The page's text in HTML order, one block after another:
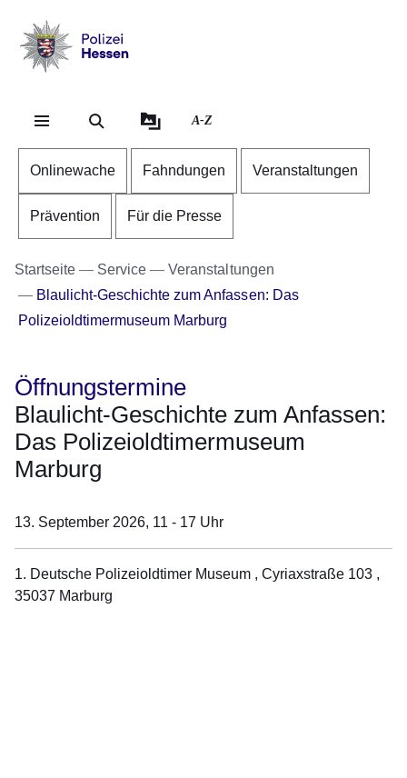
Hessen
A-Z
Onlinewache Fahndungen Veranstaltungen
Prävention Für die Presse
Startseite Service
Veranstaltungen
Blaulicht-Geschichte zum Anfassen: Das
Polizeioldtimermuseum Marburg
Öffnungstermine
Blaulicht-Geschichte zum Anfassen:
Das Polizeioldtimermuseum
Marburg
13. September 2026, 11 - 17 Uhr
1. Deutsche Polizeioldtimer Museum , Cyriaxstraße 103 ,
35037 Marburg